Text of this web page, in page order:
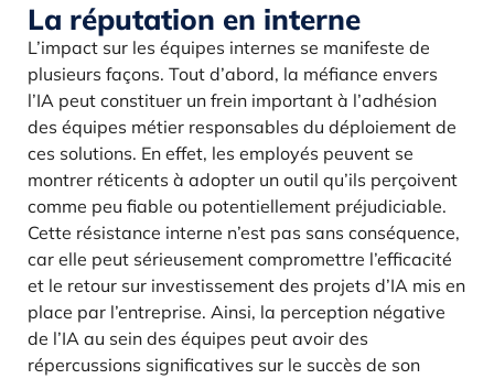
La réputation en interne
L’impact sur les équipes internes se manifeste de
plusieurs façons. Tout d’abord, la méfiance envers
l’IA peut constituer un frein important à l’adhésion
des équipes métier responsables du déploiement de
ces solutions. En effet, les employés peuvent se
montrer réticents à adopter un outil qu’ils perçoivent
comme peu fiable ou potentiellement préjudiciable.
Cette résistance interne n’est pas sans conséquence,
car elle peut sérieusement compromettre l’efficacité
et le retour sur investissement des projets d’IA mis en
place par l’entreprise. Ainsi, la perception négative
de l’IA au sein des équipes peut avoir des
répercussions significatives sur le succès de son